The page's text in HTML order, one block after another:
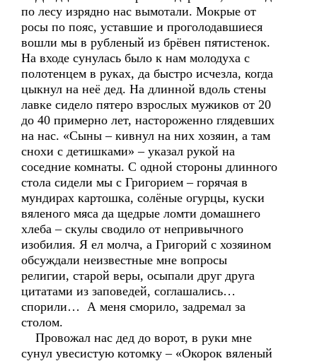
по лесу изрядно нас вымотали. Мокрые от
росы по пояс, уставшие и проголодавшиеся
вошли мы в рубленый из брёвен пятистенок.
На входе сунулась было к нам молодуха с
полотенцем в руках, да быстро исчезла, когда
цыкнул на неё дед. На длинной вдоль стены
лавке сидело пятеро взрослых мужиков от 20
до 40 примерно лет, настороженно глядевших
на нас. «Сыны – кивнул на них хозяин, а там
снохи с детишками» – указал рукой на
соседние комнаты. С одной стороны длинного
стола сидели мы с Григорием – горячая в
мундирах картошка, солёные огурцы, куски
вяленого мяса да щедрые ломти домашнего
хлеба – скулы сводило от непривычного
изобилия. Я ел молча, а Григорий с хозяином
обсуждали неизвестные мне вопросы
религии, старой веры, осыпали друг друга
цитатами из заповедей, соглашались…
спорили… А меня сморило, задремал за
столом.
Провожал нас дед до ворот, в руки мне
сунул увесистую котомку – «Окорок вяленый